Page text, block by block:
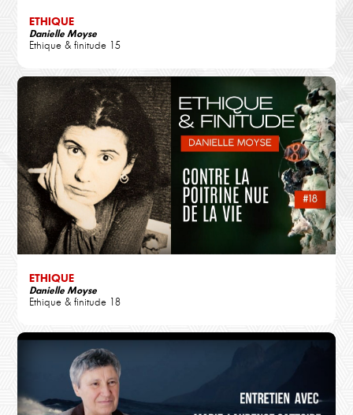
ETHIQUE
Danielle Moyse
Ethique & finitude 15
ETHIQUE
Danielle Moyse
Ethique & finitude 18